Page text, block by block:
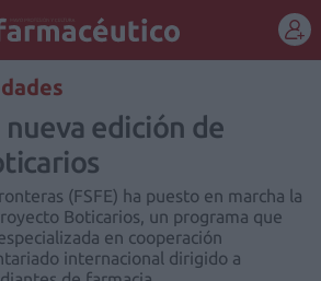
REGÍSTRATE
nueva edición de
(FSFE) ha puesto en marcha la
Boticarios, un programa que
en cooperación
internacional dirigido a